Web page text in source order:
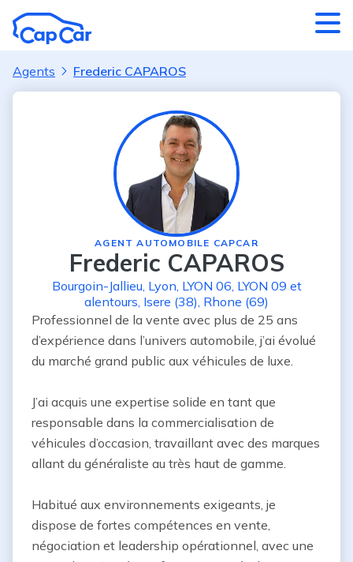
Agents Frederic CAPAROS
AGENT AUTOMOBILE CAPCAR
Frederic CAPAROS
Bourgoin-Jallieu, Lyon, LYON 06, LYON 09 et
alentours, Isere (38), Rhone (69)
Professionnel de la vente avec plus de 25 ans
d’expérience dans l’univers automobile, j’ai évolué
du marché grand public aux véhicules de luxe.
J’ai acquis une expertise solide en tant que
responsable dans la commercialisation de
véhicules d’occasion, travaillant avec des marques
allant du généraliste au très haut de gamme.
Habitué aux environnements exigeants, je
dispose de fortes compétences en vente,
négociation et leadership opérationnel, avec une